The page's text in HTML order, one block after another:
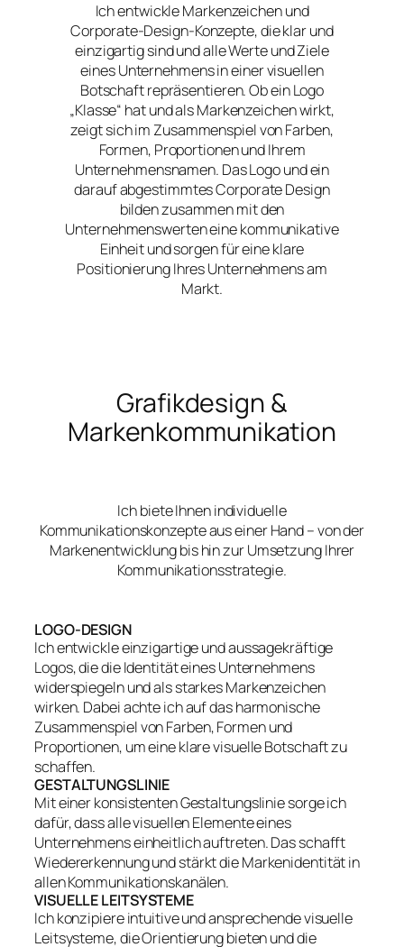
Ich entwickle Markenzeichen und
Corporate-Design-Konzepte, die klar und
einzigartig sind und alle Werte und Ziele
eines Unternehmens in einer visuellen
Botschaft repräsentieren. Ob ein Logo
„Klasse“ hat und als Markenzeichen wirkt,
zeigt sich im Zusammenspiel von Farben,
Formen, Proportionen und Ihrem
Unternehmensnamen. Das Logo und ein
darauf abgestimmtes Corporate Design
bilden zusammen mit den
Unternehmenswerten eine kommunikative
Einheit und sorgen für eine klare
Positionierung Ihres Unternehmens am
Markt.
Grafikdesign &
Markenkommunikation
Ich biete Ihnen individuelle
Kommunikationskonzepte aus einer Hand – von der
Markenentwicklung bis hin zur Umsetzung Ihrer
Kommunikationsstrategie.
LOGO-DESIGN
Ich entwickle einzigartige und aussagekräftige
Logos, die die Identität eines Unternehmens
widerspiegeln und als starkes Markenzeichen
wirken. Dabei achte ich auf das harmonische
Zusammenspiel von Farben, Formen und
Proportionen, um eine klare visuelle Botschaft zu
schaffen.
GESTALTUNGSLINIE
Mit einer konsistenten Gestaltungslinie sorge ich
dafür, dass alle visuellen Elemente eines
Unternehmens einheitlich auftreten. Das schafft
Wiedererkennung und stärkt die Markenidentität in
allen Kommunikationskanälen.
VISUELLE LEITSYSTEME
Ich konzipiere intuitive und ansprechende visuelle
Leitsysteme, die Orientierung bieten und die